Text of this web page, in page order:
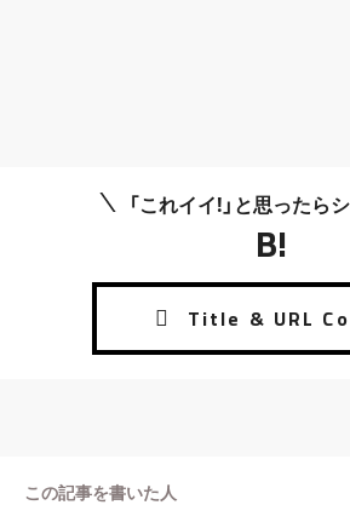
「これイイ!」と思ったら
B!
この記事を書いた人